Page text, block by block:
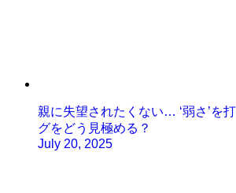
親に失望されたくない… ‘弱さ’を
グをどう見極める？
July 20, 2025